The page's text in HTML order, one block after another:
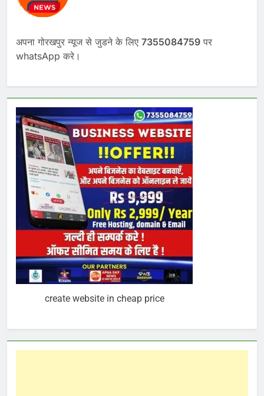
अपना गोरखपुर न्यूज से जुडने के लिए 7355084759 पर
whatsApp करे।
create website in cheap price